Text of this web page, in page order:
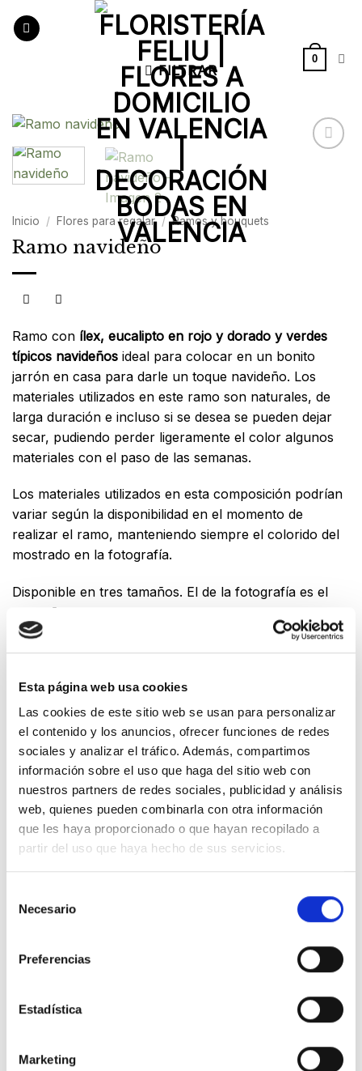
Esta página web usa cookies
Las cookies de este sitio web se usan para personalizar
el contenido y los anuncios, ofrecer funciones de redes
sociales y analizar el tráfico. Además, compartimos
información sobre el uso que haga del sitio web con
nuestros partners de redes sociales, publicidad y análisis
web, quienes pueden combinarla con otra información
que les haya proporcionado o que hayan recopilado a
partir del uso que haya hecho de sus servicios.
Necesario
Preferencias
Estadística
Marketing
0
FILTRAR
Inicio / Flores para regalar / Ramos y bouquets
Ramo navideño
Ramo con ílex, eucalipto en rojo y dorado y verdes
típicos navideños ideal para colocar en un bonito
jarrón en casa para darle un toque navideño. Los
materiales utilizados en este ramo son naturales, de
larga duración e incluso si se desea se pueden dejar
secar, pudiendo perder ligeramente el color algunos
materiales con el paso de las semanas.
Los materiales utilizados en esta composición podrían
variar según la disponibilidad en el momento de
realizar el ramo, manteniendo siempre el colorido del
mostrado en la fotografía.
Disponible en tres tamaños. El de la fotografía es el
pequeño.
DESCRIPCIÓN
INFORMACIÓN ADICIONAL
PRODUCTOS RELACIONADOS